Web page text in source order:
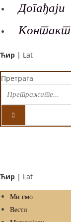
Догађаји
Контакт
Ћир | Lat
Претрага
Ћир | Lat
Ми смо
Вести